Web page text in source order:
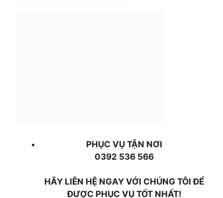
PHỤC VỤ TẬN NƠI
0392 536 566
HÃY LIÊN HỆ NGAY VỚI CHÚNG TÔI ĐỂ
ĐƯỢC PHỤC VỤ TỐT NHẤT!